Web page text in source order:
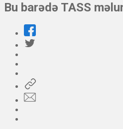
Bu barədə TASS